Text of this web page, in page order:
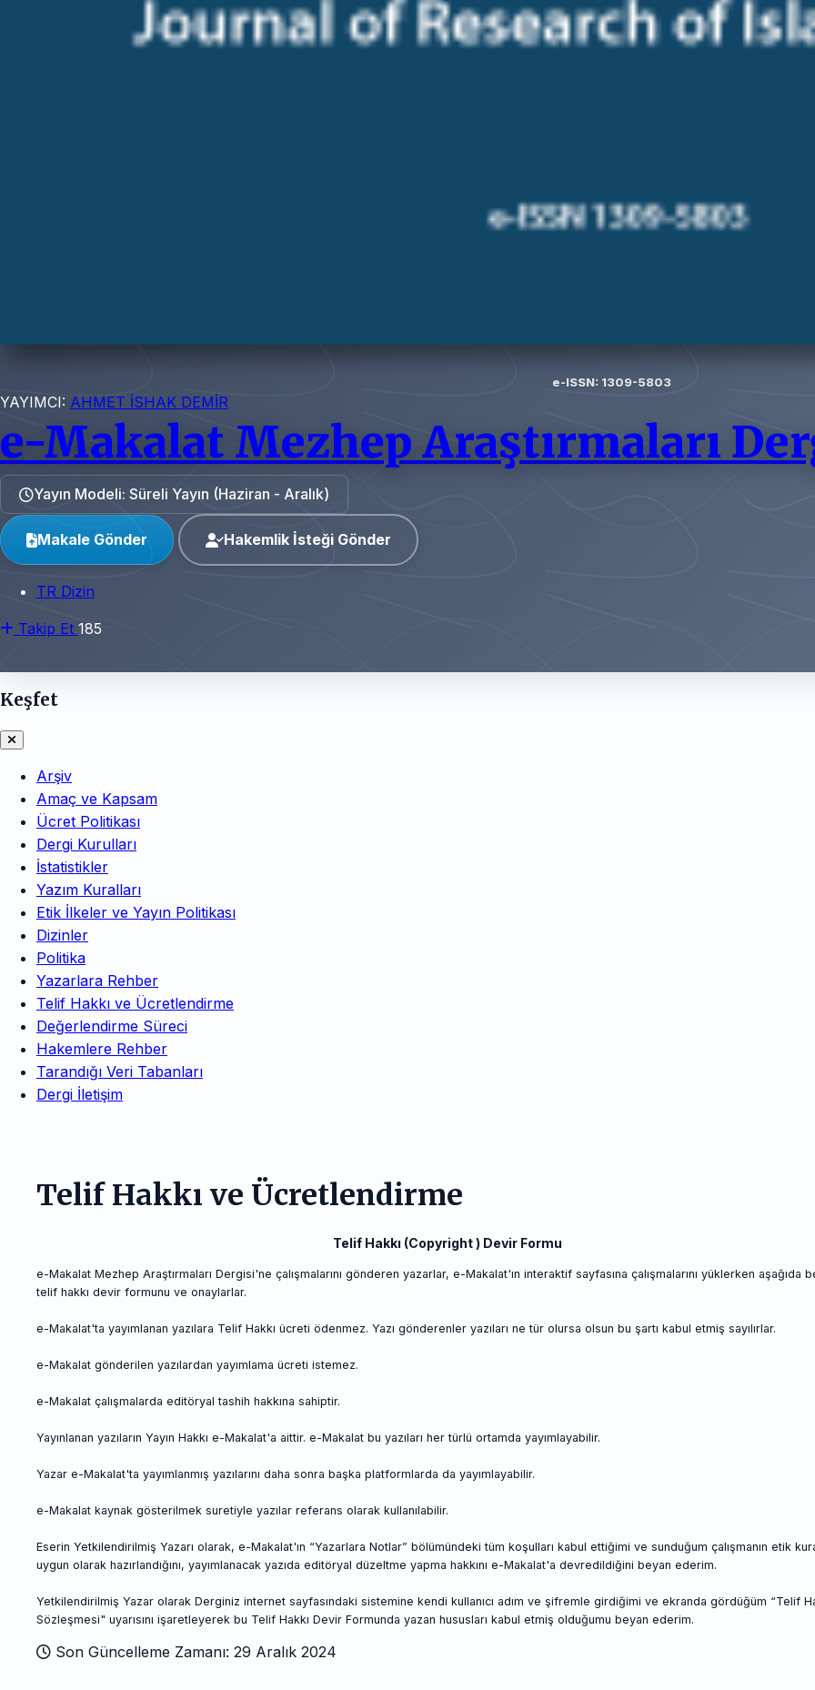
e-ISSN: 1309-5803
YAYIMCI: AHMET İSHAK DEMİR
e-Makalat Mezhep Araştırmaları
Yayın Modeli: Süreli Yayın (Haziran - Aralık)
Makale Gönder Hakemlik İsteği Gönder
TR Dizin
Takip Et 185
Keşfet
Arşiv
Amaç ve Kapsam
Ücret Politikası
Dergi Kurulları
İstatistikler
Yazım Kuralları
Etik İlkeler ve Yayın Politikası
Dizinler
Politika
Yazarlara Rehber
Telif Hakkı ve Ücretlendirme
Değerlendirme Süreci
Hakemlere Rehber
Tarandığı Veri Tabanları
Dergi İletişim
Telif Hakkı ve Ücretlendirme
Telif Hakkı (Copyright) Devir Formu
e-Makalat Mezhep Araştırmaları Dergisi'ne çalışmalarını gönderen yazarlar, e-Makalat'ın interaktif sayfasına çalışmalarını yüklerken aşağıda
telif hakkı devir formunu ve onaylarlar.
e-Makalat'ta yayımlanan yazılara Telif Hakkı ücreti ödenmez. Yazı gönderenler yazıları ne tür olursa olsun bu şartı kabul etmiş sayılırlar.
e-Makalat gönderilen yazılardan yayımlama ücreti istemez.
e-Makalat çalışmalarda editöryal tashih hakkına sahiptir.
Yayınlanan yazıların Yayın Hakkı e-Makalat'a aittir. e-Makalat bu yazıları her türlü ortamda yayımlayabilir.
Yazar e-Makalat'ta yayımlanmış yazılarını daha sonra başka platformlarda da yayımlayabilir.
e-Makalat kaynak gösterilmek suretiyle yazılar referans olarak kullanılabilir.
Eserin Yetkilendirilmiş Yazarı olarak, e-Makalat'ın “Yazarlara Notlar” bölümündeki tüm koşulları kabul ettiğimi ve sunduğum çalışmanın etik
uygun olarak hazırlandığını, yayımlanacak yazıda editöryal düzeltme yapma hakkını e-Makalat'a devredildiğini beyan ederim.
Yetkilendirilmiş Yazar olarak Derginiz internet sayfasındaki sistemine kendi kullanıcı adım ve şifremle girdiğimi ve ekranda gördüğüm “Telif
Sözleşmesi" uyarısını işaretleyerek bu Telif Hakkı Devir Formunda yazan hususları kabul etmiş olduğumu beyan ederim.
Son Güncelleme Zamanı: 29 Aralık 2024